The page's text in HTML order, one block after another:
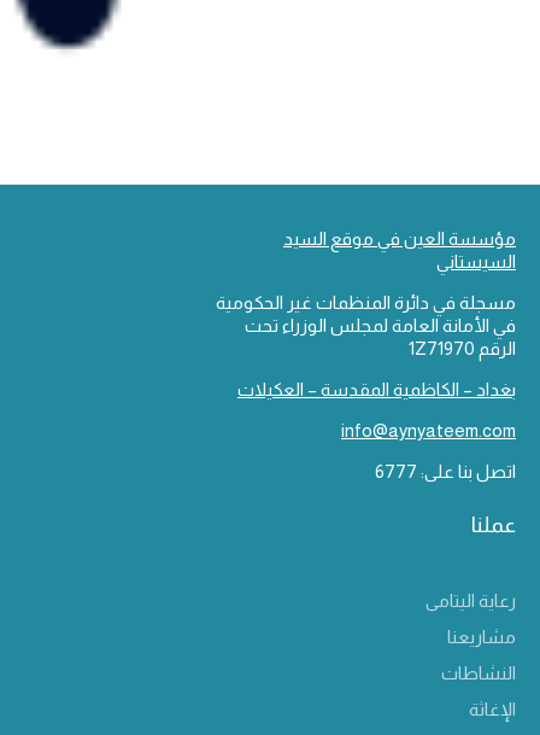
مؤسسة العين في موقع السيد
السيستاني
مسجلة في دائرة المنظمات غير الحكومية
في الأمانة العامة لمجلس الوزراء تحت
الرقم 1Z71970
بغداد – الكاظمية المقدسة – العكيلات
info@aynyateem.com
اتصل بنا على: 6777
عملنا
رعاية اليتامى
مشاريعنا
النشاطات
الإغاثة